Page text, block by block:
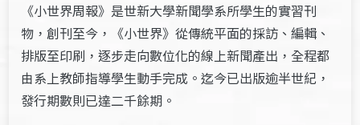
《小世界周報》是世新大學新聞學系所學生的實習刊
物，創刊至今，《小世界》從傳統平面的採訪、編輯、
排版至印刷，逐步走向數位化的線上新聞產出，全程都
由系上教師指導學生動手完成。迄今已出版逾半世紀，
發行期數則已達二千餘期。